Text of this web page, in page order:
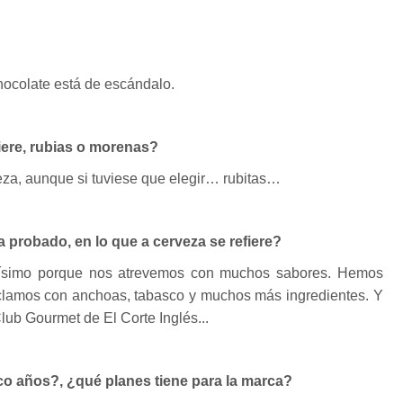
está de escándalo.
rubias o morenas?
aunque si tuviese que elegir… rubitas…
probado, en lo que a cerveza se refiere?
porque nos atrevemos con muchos sabores. Hemos
con anchoas, tabasco y muchos más ingredientes. Y
Gourmet de El Corte Inglés...
años?, ¿qué planes tiene para la marca?